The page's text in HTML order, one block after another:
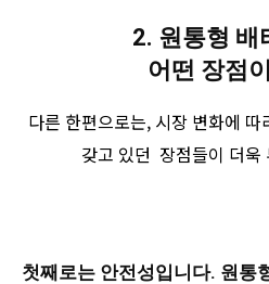
2. 원통형 배
어떤 장점
다른 한편으로는, 시장 변화에
갖고 있던 장점들이 더욱
첫째로는 안전성입니다. 원통